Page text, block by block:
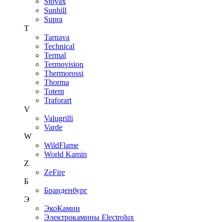
Sunhill
Supra
T
Tarnava
Technical
Termal
Termovision
Thermorossi
Thorma
Totem
Traforart
V
Valugrilli
Varde
W
WildFlame
World Kamin
Z
ZeFire
Б
Бранденбург
Э
ЭкоКамин
Электрокамины Electrolux